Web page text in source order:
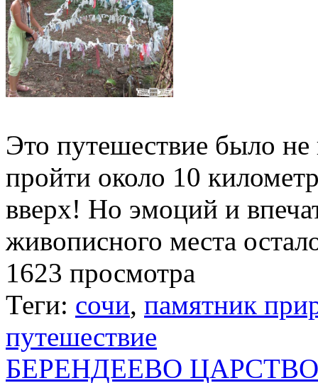
Это путешествие было
пройти около 10
вверх! Но эмоций и
живописного места
1623 просмотра
Теги: сочи, памятник
путешествие
БЕРЕНДЕЕВО ЦАРСТВО